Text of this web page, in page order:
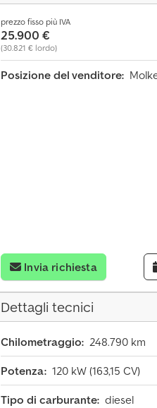
prezzo fisso più IVA
25.900 €
(30.821 € lordo)
Posizione del venditore:
Invia richiesta
Dettagli tecnici
Chilometraggio: 248.790 km
Potenza: 120 kW (163,15 CV)
Tipo di carburante: diesel